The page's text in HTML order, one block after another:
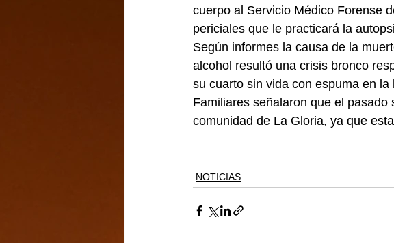
cuerpo al Servicio Médico Forense
periciales que le practicará la
Según informes la causa de la
alcohol resultó una crisis bronco
su cuarto sin vida con espuma en la
Familiares señalaron que el
comunidad de La Gloria, ya que
NOTICIAS